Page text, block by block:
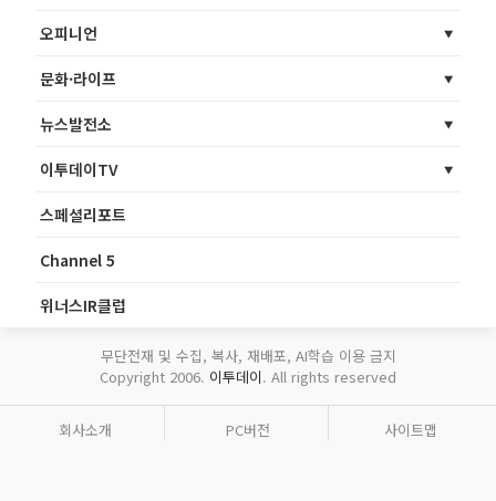
오피니언
문화·라이프
뉴스발전소
이투데이TV
스페셜리포트
Channel 5
위너스IR클럽
무단전재 및 수집, 복사, 재배포, AI학습 이용 금지
Copyright 2006. 이투데이. All rights reserved
회사소개 PC버전 사이트맵